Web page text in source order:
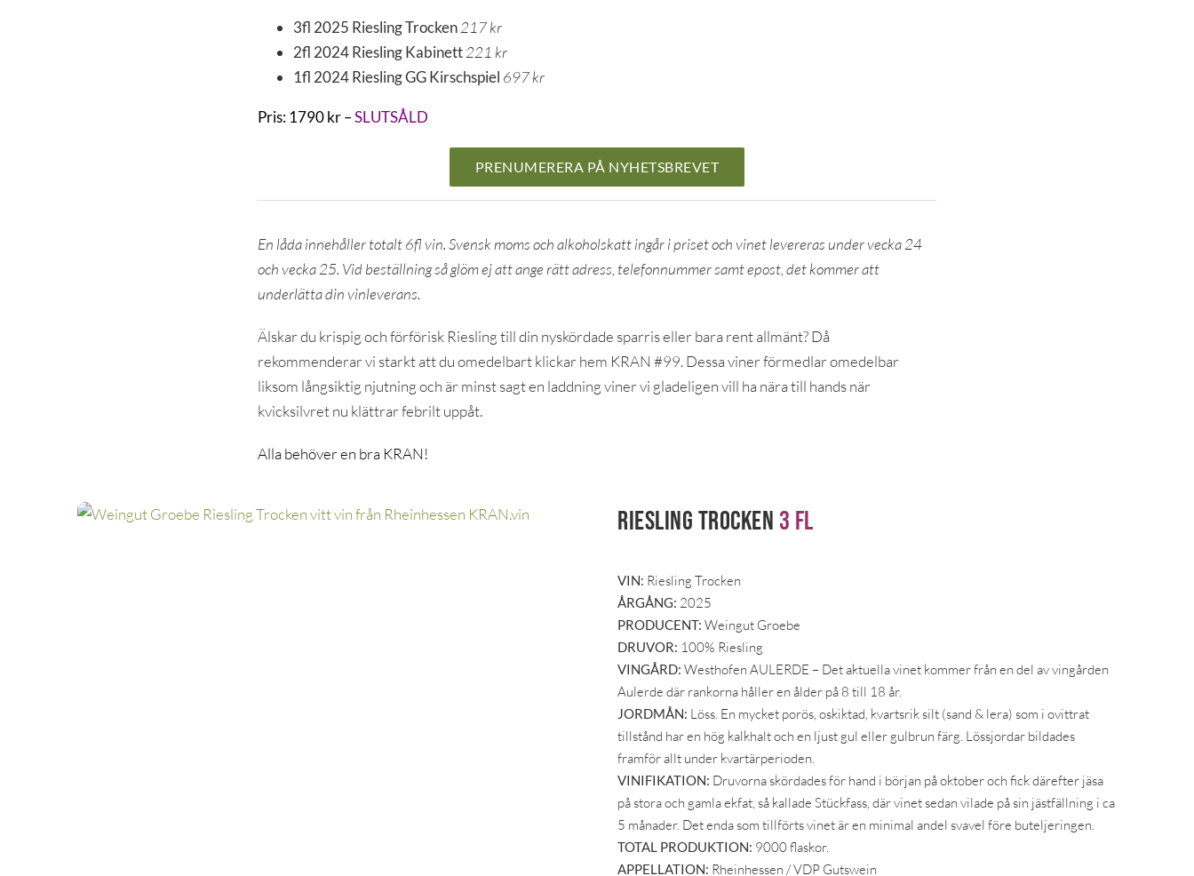
3fl 2025 Riesling Trocken217 kr
2fl 2024 Riesling Kabinett221 kr
1fl 2024 Riesling GG Kirschspiel 697 kr
Pris: 1790 kr –SLUTSÅLD
PRENUMERERA PÅ NYHETSBREVET
En låda innehåller totalt 6fl vin. Svensk moms och alkoholskatt ingår i priset och vinet levereras under vecka 24
och vecka 25. Vid beställning så glöm ej att ange rätt adress, telefonnummer samt epost, det kommer att
underlätta din vinleverans.
Älskar du krispig och förförisk Riesling till din nyskördade sparris eller bara rent allmänt? Då
rekommenderar vi starkt att du omedelbart klickar hem KRAN #99. Dessa viner förmedlar omedelbar
liksom långsiktig njutning och är minst sagt en laddning viner vi gladeligen vill ha nära till hands när
kvicksilvret nu klättrar febrilt uppåt.
Alla behöver en bra KRAN!
Riesling Trocken 3 fl
VIN: Riesling Trocken
ÅRGÅNG: 2025
PRODUCENT:Weingut Groebe
DRUVOR: 100% Riesling
VINGÅRD: Westhofen AULERDE – Det aktuella vinet kommer från en del av vingården
Aulerde där rankorna håller en ålder på 8 till 18 år.
JORDMÅN: Löss. En mycket porös, oskiktad, kvartsrik silt (sand & lera) som i ovittrat
tillstånd har en hög kalkhalt och en ljust gul eller gulbrun färg. Lössjordar bildades
framför allt under kvartärperioden.
VINIFIKATION: Druvorna skördades för hand i början på oktober och fick därefter jäsa
på stora och gamla ekfat, så kallade Stückfass, där vinet sedan vilade på sin jästfällning i ca
5 månader. Det enda som tillförts vinet är en minimal andel svavel före buteljeringen.
TOTAL PRODUKTION: 9000 flaskor.
APPELLATION: Rheinhessen / VDP Gutswein